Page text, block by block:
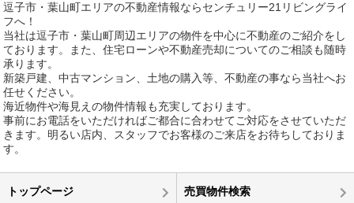
逗子市・葉山町エリアの不動産情報ならセンチュリー21リビングライ
フへ！
当社は逗子市・葉山町周辺エリアの物件を中心に不動産のご紹介をし
ております。また、住宅ローンや不動産売却についてのご相談も随時
承ります。
新築戸建、中古マンション、土地の購入等、不動産の事なら当社へお
任せください。
海近物件や海見えの物件情報も充実しております。
事前にお電話をいただければご都合に合わせてご対応をさせていただ
きます。明るい店内、スタッフでお客様のご来店をお待ちしておりま
す。
トップページ 売買物件検索